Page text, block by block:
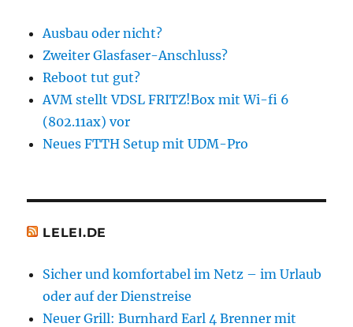
Ausbau oder nicht?
Zweiter Glasfaser-Anschluss?
Reboot tut gut?
AVM stellt VDSL FRITZ!Box mit Wi-fi 6
(802.11ax) vor
Neues FTTH Setup mit UDM-Pro
LELEI.DE
Sicher und komfortabel im Netz – im Urlaub
oder auf der Dienstreise
Neuer Grill: Burnhard Earl 4 Brenner mit